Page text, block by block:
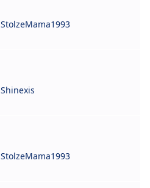
StolzeMama1993
Shinexis
StolzeMama1993